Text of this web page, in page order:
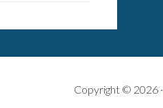
Copyright © 2026 ·